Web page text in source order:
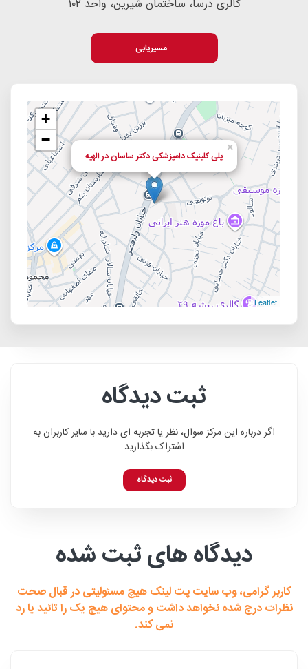
گالری درسا، ساختمان شیرین، واحد ۱۰۲
مسیریابی
پلی کلینیک دامپزشکی دکتر ساسان در الهیه
×
+
−
Leaflet
ثبت دیدگاه
اگر درباره این مرکز سوال، نظر یا تجربه ای دارید با سایر کاربران به
اشتراک بگذارید
ثبت دیدگاه
دیدگاه های ثبت شده
کاربر گرامی، وب سایت پت لینک هیچ مسئولیتی در قبال صحت
نظرات درج شده نخواهد داشت و محتوای هیچ یک را تائید یا رد
نمی کند.